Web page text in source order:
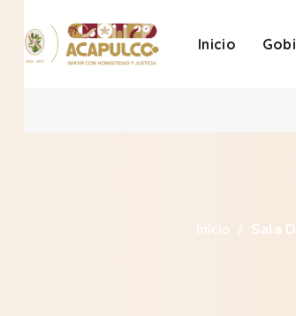
Inicio
Inicio Sala